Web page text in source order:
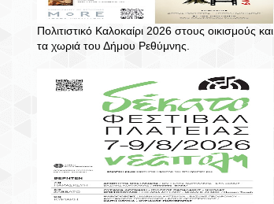
Πολιτιστικό Καλοκαίρι 2026 στους οικισμούς και
τα χωριά του Δήμου Ρεθύμνης.